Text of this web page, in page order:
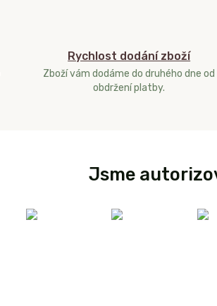
Rychlost dodání zboží
Zboží vám dodáme do druhého dne od
obdržení platby.
Jsme